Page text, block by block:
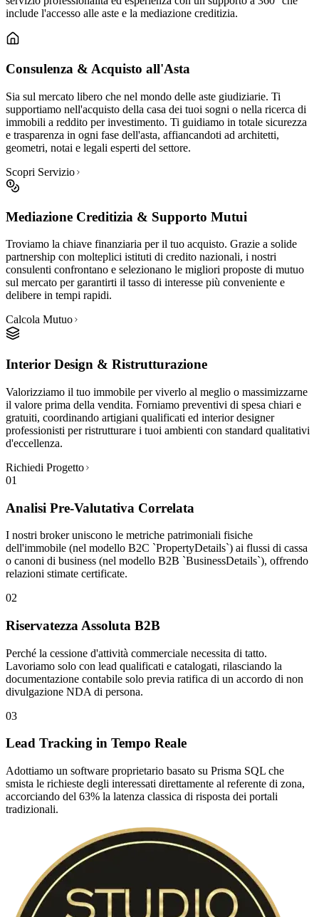
include l'accesso alle aste e la mediazione creditizia.
Consulenza & Acquisto all'Asta
Sia sul mercato libero che nel mondo delle aste giudiziarie. Ti
supportiamo nell'acquisto della casa dei tuoi sogni o nella ricerca di
immobili a reddito per investimento. Ti guidiamo in totale sicurezza
e trasparenza in ogni fase dell'asta, affiancandoti ad architetti,
geometri, notai e legali esperti del settore.
Scopri Servizio
Mediazione Creditizia & Supporto Mutui
Troviamo la chiave finanziaria per il tuo acquisto. Grazie a solide
partnership con molteplici istituti di credito nazionali, i nostri
consulenti confrontano e selezionano le migliori proposte di mutuo
sul mercato per garantirti il tasso di interesse più conveniente e
delibere in tempi rapidi.
Calcola Mutuo
Interior Design & Ristrutturazione
Valorizziamo il tuo immobile per viverlo al meglio o massimizzarne
il valore prima della vendita. Forniamo preventivi di spesa chiari e
gratuiti, coordinando artigiani qualificati ed interior designer
professionisti per ristrutturare i tuoi ambienti con standard qualitativi
d'eccellenza.
Richiedi Progetto
01
Analisi Pre-Valutativa Correlata
I nostri broker uniscono le metriche patrimoniali fisiche
dell'immobile (nel modello B2C `PropertyDetails`) ai flussi di cassa
o canoni di business (nel modello B2B `BusinessDetails`), offrendo
relazioni stimate certificate.
02
Riservatezza Assoluta B2B
Perché la cessione d'attività commerciale necessita di tatto.
Lavoriamo solo con lead qualificati e catalogati, rilasciando la
documentazione contabile solo previa ratifica di un accordo di non
divulgazione NDA di persona.
03
Lead Tracking in Tempo Reale
Adottiamo un software proprietario basato su Prisma SQL che
smista le richieste degli interessati direttamente al referente di zona,
accorciando del 63% la latenza classica di risposta dei portali
tradizionali.